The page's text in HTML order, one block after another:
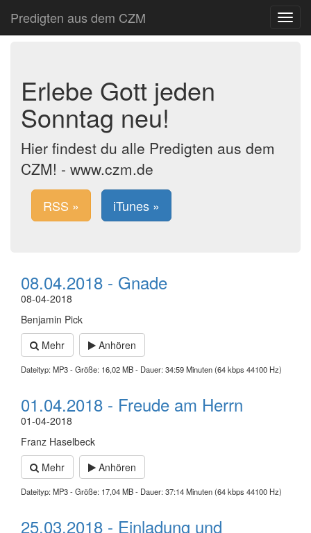
Predigten aus dem CZM
Toggle
Erlebe Gott jeden
Sonntag neu!
Hier findest du alle Predigten aus dem
CZM! - www.czm.de
RSS » iTunes »
08.04.2018 - Gnade
08-04-2018
Benjamin Pick
Mehr
Anhören
Dateityp: MP3 - Größe: 16,02 MB - Dauer: 34:59 Minuten (64 kbps 44100 Hz)
01.04.2018 - Freude am Herrn
01-04-2018
Franz Haselbeck
Mehr
Anhören
Dateityp: MP3 - Größe: 17,04 MB - Dauer: 37:14 Minuten (64 kbps 44100 Hz)
25.03.2018 - Einladung und